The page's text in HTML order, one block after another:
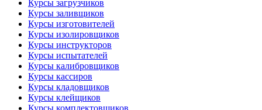
Курсы загрузчиков
Курсы заливщиков
Курсы изготовителей
Курсы изолировщиков
Курсы инструкторов
Курсы испытателей
Курсы калибровщиков
Курсы кассиров
Курсы кладовщиков
Курсы клейщиков
Курсы комплектовщиков